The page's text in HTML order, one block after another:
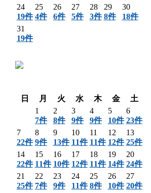
24
19件
25
4件
26
6件
27
5件
28
3件
29
8件
30
18件
31
19件
日
月 火 水 木 金
土
1
7件
2
8件
3
9件
4
9件
5
10件
6
23件
7
22件
8
9件
9
13件
10
11件
11
11件
12
12件
13
25件
14
22件
15
11件
16
10件
17
12件
18
11件
19
14件
20
24件
21
25件
22
7件
23
9件
24
11件
25
8件
26
10件
27
20件